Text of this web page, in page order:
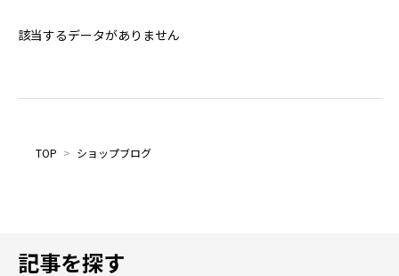
該当するデータがありません
TOP > ショップブログ
記事を探す